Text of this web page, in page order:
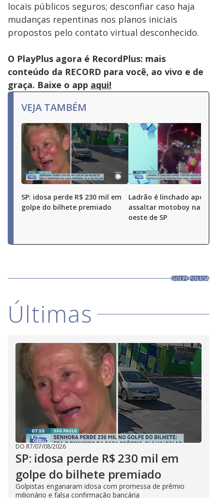
locais públicos seguros; desconfiar caso haja
mudanças repentinas nos planos iniciais
propostos pelo contato virtual desconhecido.
O PlayPlus agora é RecordPlus: mais
conteúdo da RECORD para você, ao vivo e de
graça. Baixe o app aqui!
VEJA TAMBÉM
SP: idosa perde R$ 230 mil em
golpe do bilhete premiado
Ladrão é linchado após
assaltar motoboy na
oeste de SP
GOLPEPOLÍCIA
Últimas
DO R7/07/08/2026
SP: idosa perde R$ 230 mil em
golpe do bilhete premiado
Golpistas enganaram idosa com promessa de prêmio
milionário e falsa confirmação bancária